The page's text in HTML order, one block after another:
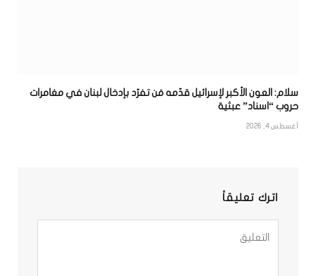
سلام: العون الأكبر لإسرائيل قدّمه مَن تفرّد بإدخال لبنان في مغامرات
حروب “اسناد” عبثية
أغسطس 4, 2026
اترك تعليقاً